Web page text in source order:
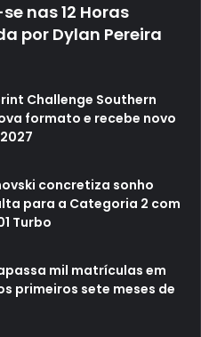
nas 12 Horas
por Dylan Pereira
Challenge Southern
formato e recebe novo
concretiza sonho
para a Categoria 2 com
Turbo
mil matrículas em
primeiros sete meses de